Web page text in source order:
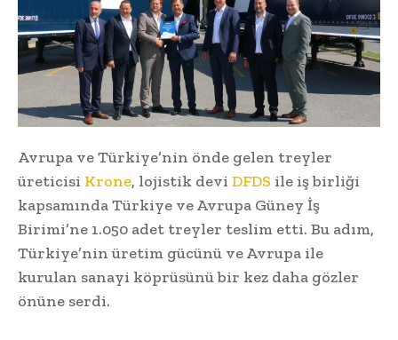
Avrupa ve Türkiye’nin önde gelen treyler
üreticisi Krone, lojistik devi DFDS ile iş birliği
kapsamında Türkiye ve Avrupa Güney İş
Birimi’ne 1.050 adet treyler teslim etti. Bu adım,
Türkiye’nin üretim gücünü ve Avrupa ile
kurulan sanayi köprüsünü bir kez daha gözler
önüne serdi.